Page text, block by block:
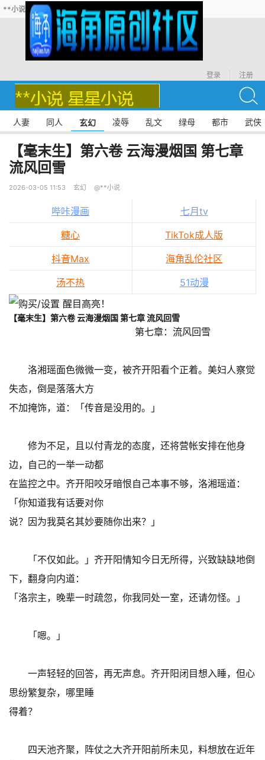
**小说
登录 注册
人妻 同人 玄幻 凌辱 乱文 绿母 都市 武侠
【毫末生】第六卷 云海漫烟国 第七章
流风回雪
2026-03-05 11:53 玄幻 @**小说
哔咔漫画
七月tv
糖心
TikTok成人版
抖音Max
海角乱伦社区
汤不热
51动漫
【毫末生】第六卷 云海漫烟国 第七章 流风回雪
第七章：流风回雪
洛湘瑶面色微微一变，被齐开阳看个正着。美妇人察觉
失态，倒是落落大方
不加掩饰，道：「传音是没用的。」
修为不足，且以付青龙的态度，还将营帐安排在他身
边，自己的一举一动都
在监控之中。齐开阳咬牙暗恨自己本事不够，洛湘瑶道：
「你知道我有话要对你
说？因为我莫名其妙要随你出来？」
「不仅如此。」齐开阳情知今日无所得，兴致缺缺地倒
下，翻身向内道：
「洛宗主，晚辈一时疏忽，你我同处一室，还请勿怪。」
「嗯。」
一声轻轻的回答，再无声息。齐开阳闭目想入睡，但心
思纷繁复杂，哪里睡
得着？
四天池齐聚，阵仗之大齐开阳前所未见，料想放在近年